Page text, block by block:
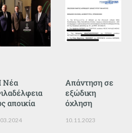
Νέα
αποικία
Απάντηση σε
εξώδικη
όχληση
10.11.2023